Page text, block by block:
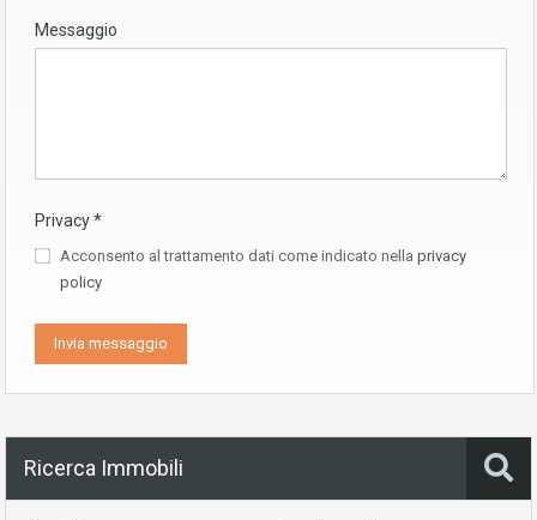
Messaggio
Privacy*
Acconsento al trattamento dati come indicato nella privacy
policy
Ricerca Immobili